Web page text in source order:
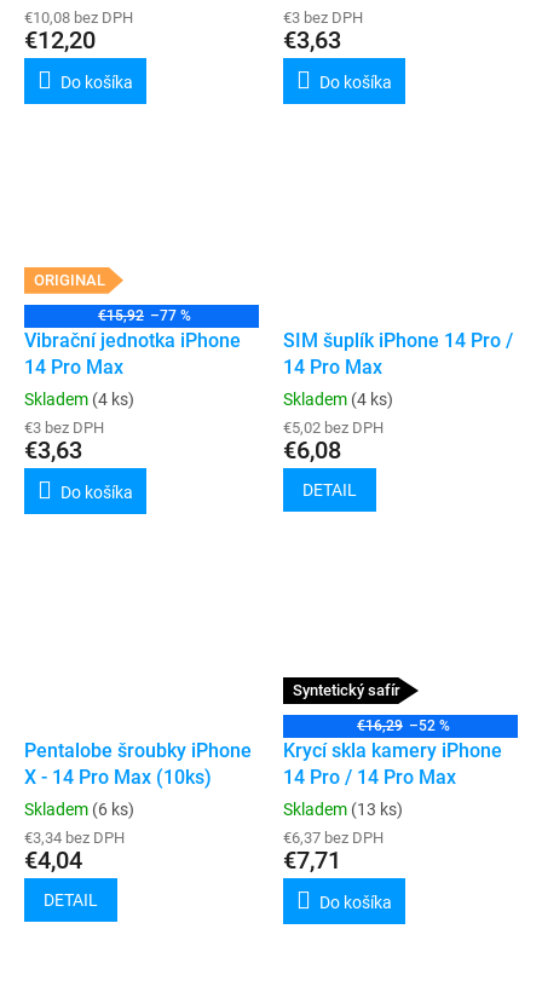
€10,08 bez DPH
€12,20
Do košíka
€3 bez DPH
€3,63
Do košíka
ORIGINAL
€15,92 –77 %
Vibrační jednotka iPhone
14 Pro Max
Skladem (4 ks)
€3 bez DPH
€3,63
Do košíka
SIM šuplík iPhone 14 Pro /
14 Pro Max
Skladem (4 ks)
€5,02 bez DPH
€6,08
DETAIL
Pentalobe šroubky iPhone
X - 14 Pro Max (10ks)
Skladem (6 ks)
€3,34 bez DPH
€4,04
DETAIL
Syntetický safír
€16,29 –52 %
Krycí skla kamery iPhone
14 Pro / 14 Pro Max
Skladem (13 ks)
€6,37 bez DPH
€7,71
Do košíka